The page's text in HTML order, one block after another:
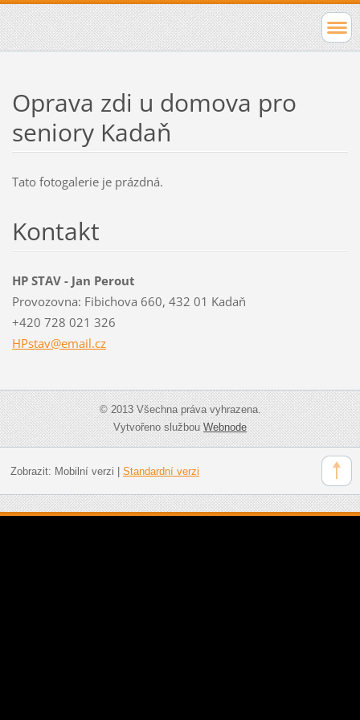
Oprava zdi u domova pro
seniory Kadaň
Tato fotogalerie je prázdná.
Kontakt
HP STAV - Jan Perout
Provozovna: Fibichova 660, 432 01 Kadaň
+420 728 021 326
HPstav@email.cz
© 2013 Všechna práva vyhrazena.
Vytvořeno službouWebnode
Zobrazit: Mobilní verzi Standardní verzi